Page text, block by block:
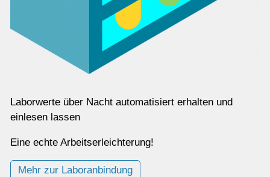
Laborwerte über Nacht automatisiert erhalten und
einlesen lassen
Eine echte Arbeitserleichterung!
Mehr zur Laboranbindung